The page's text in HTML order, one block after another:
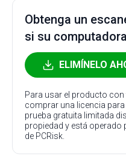
Obtenga un
si su
ELIMÍNELO
Para usar el producto
comprar una licencia para
prueba gratuita limitada
propiedad y está operado
de PCRisk.